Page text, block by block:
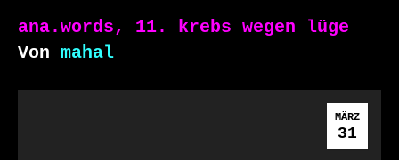
ana.words, 11. krebs wegen lüge
Von mahal
MÄRZ
31